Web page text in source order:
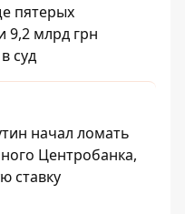
пятерых
9,2 млрд грн
суд
начал ломать
Центробанка,
ставку